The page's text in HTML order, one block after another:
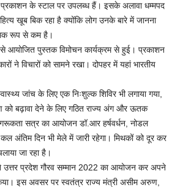
के स्टाल पर उपलब्ध हैं। इसके अलावा धम्मपद
खूब बिक रहा है क्योंकि लोग उनके बारे में जानना
रूप से कम है।
पुस्तक विमोचन कार्यक्रम से हुई। प्रकाशन
ने विचारों को सामने रखा। दोपहर में यहां भारतीय
जांच के लिए एक निःशुल्क शिविर भी लगाया गया,
को बढ़ावा देने के लिए गठित राज्य अंग और ऊतक
सत्र का आयोजन डॉ.आर हर्षवर्धन, नोडल
अंतिम दिन भी मेले में जारी रहेगा। मिथकों को दूर कर
जा रहा है।
उत्तर प्रदेश गौरव सम्मान 2022 का आयोजन कर अपने
इस अवसर पर स्वतंत्र राज्य मंत्री असीम अरुण,